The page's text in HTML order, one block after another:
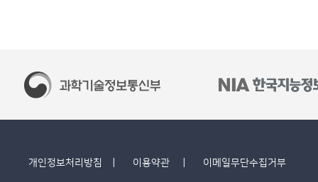
개인정보처리방침 이용약관 이메일무단수집거부